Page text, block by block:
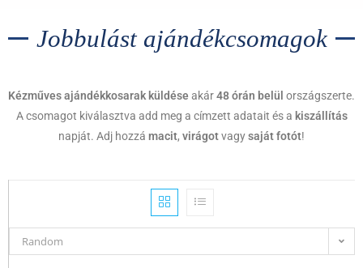
Jobbulást ajándékcsomagok
Kézműves ajándékkosarak küldése akár48 órán belül országszerte.
A csomagot kiválasztva add meg a címzett adatait és a kiszállítás
napját. Adj hozzá macit, virágotvagysaját fotót!
Random